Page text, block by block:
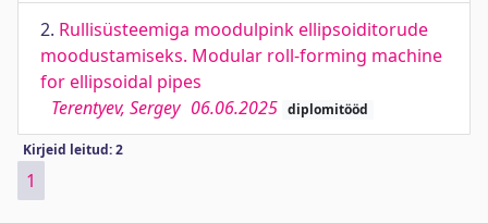
2. Rullisüsteemiga moodulpink ellipsoiditorude
moodustamiseks. Modular roll-forming machine
for ellipsoidal pipes
Terentyev, Sergey 06.06.2025 diplomitööd
Kirjeid leitud: 2
1